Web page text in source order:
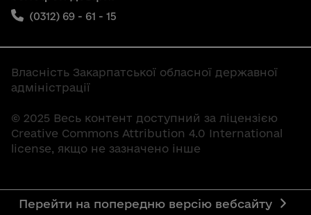
(0312) 69 - 61 - 15
Власність Закарпатської обласної державної
адміністрації
© 2025 Весь контент доступний за ліцензією
Creative Commons Attribution 4.0 International
license, якщо не зазначено інше
Перейти на попередню версію вебсайту